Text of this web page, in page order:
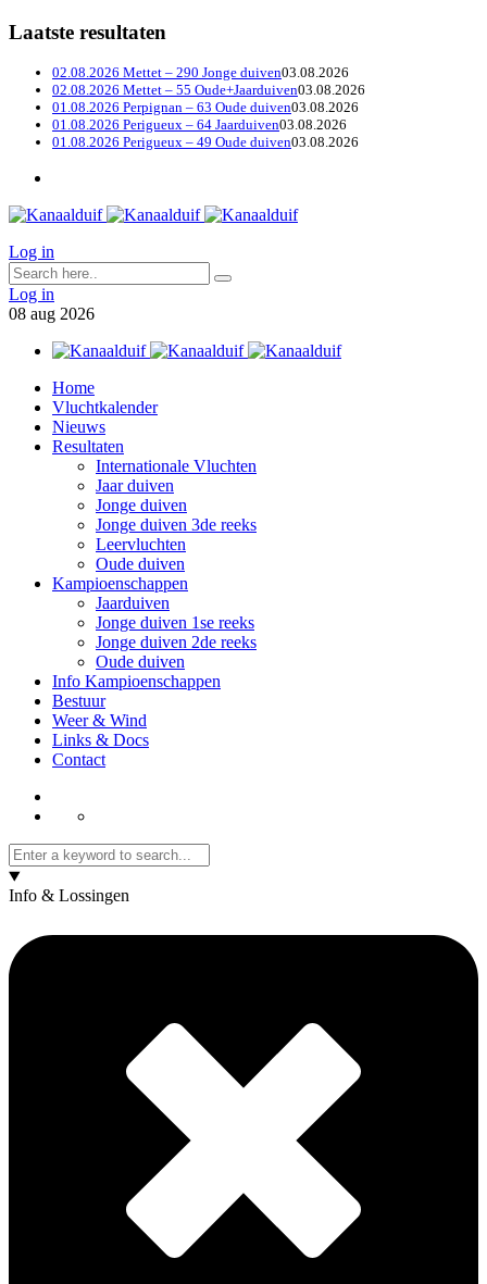
Laatste resultaten
02.08.2026 Mettet – 290 Jonge duiven03.08.2026
02.08.2026 Mettet – 55 Oude+Jaarduiven03.08.2026
01.08.2026 Perpignan – 63 Oude duiven03.08.2026
01.08.2026 Perigueux – 64 Jaarduiven03.08.2026
01.08.2026 Perigueux – 49 Oude duiven03.08.2026
Log in
Log in
08 aug 2026
Home
Vluchtkalender
Nieuws
Resultaten
Internationale Vluchten
Jaar duiven
Jonge duiven
Jonge duiven 3de reeks
Leervluchten
Oude duiven
Kampioenschappen
Jaarduiven
Jonge duiven 1se reeks
Jonge duiven 2de reeks
Oude duiven
Info Kampioenschappen
Bestuur
Weer & Wind
Links & Docs
Contact
Info & Lossingen